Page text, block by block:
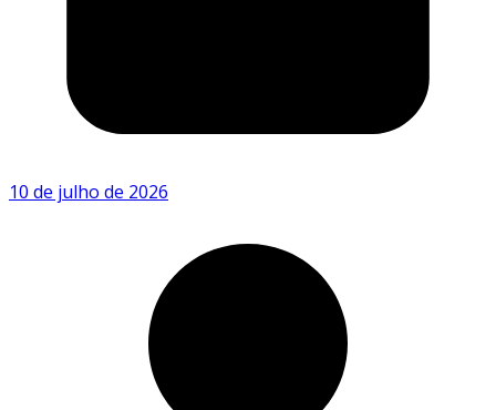
10 de julho de 2026